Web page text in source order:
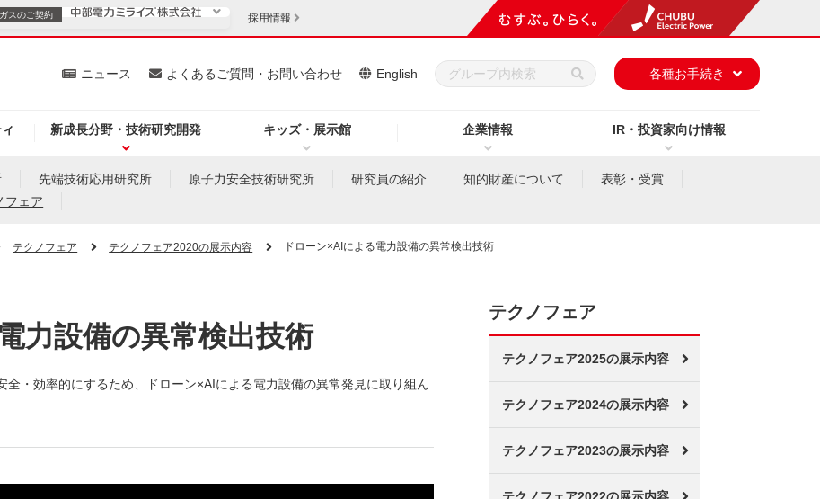
新成長分野・技術研究開発 キッズ・展示館 企業情報 IR・投資家向け情報
ニュース よくあるご質問・お問い合わせ English 各種お手続き
スのご契約
を開きます）
質問・お問い合わせ （新しいウィンドウを開きます）
採用情報
先端技術応用研究所 原子力安全技術研究所 研究員の紹介 知的財産について
表彰・受賞
フェア
テクノフェア テクノフェア2020の展示内容 ドローン×AIによる電力設備の異常検出技術
力設備の異常検出技術
・効率的にするため、ドローン×AIによる電力設備の異常発見に取り組ん
テクノフェア
テクノフェア2025の展示内容
テクノフェア2024の展示内容
テクノフェア2023の展示内容